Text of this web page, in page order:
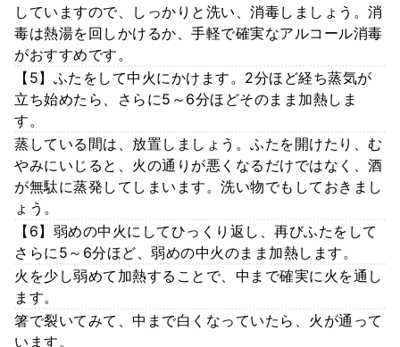
していますので、しっかりと洗い、消毒しましょう。消
毒は熱湯を回しかけるか、手軽で確実なアルコール消毒
がおすすめです。
【5】ふたをして中火にかけます。2分ほど経ち蒸気が
立ち始めたら、さらに5～6分ほどそのまま加熱しま
す。
蒸している間は、放置しましょう。ふたを開けたり、む
やみにいじると、火の通りが悪くなるだけではなく、酒
が無駄に蒸発してしまいます。洗い物でもしておきまし
ょう。
【6】弱めの中火にしてひっくり返し、再びふたをして
さらに5～6分ほど、弱めの中火のまま加熱します。
火を少し弱めて加熱することで、中まで確実に火を通し
ます。
箸で裂いてみて、中まで白くなっていたら、火が通って
います。